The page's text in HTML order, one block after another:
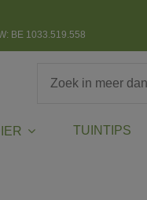
BE 1033.519.558
TUINTIPS